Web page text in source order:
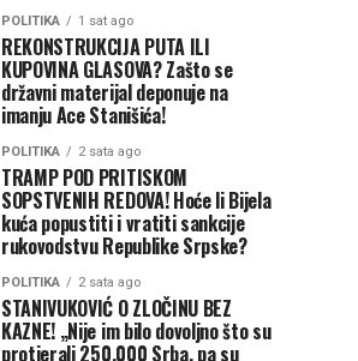
POLITIKA 1 sat ago
REKONSTRUKCIJA PUTA ILI
KUPOVINA GLASOVA? Zašto se
državni materijal deponuje na
imanju Ace Stanišića!
POLITIKA 2 sata ago
TRAMP POD PRITISKOM
SOPSTVENIH REDOVA! Hoće li Bijela
kuća popustiti i vratiti sankcije
rukovodstvu Republike Srpske?
POLITIKA 2 sata ago
STANIVUKOVIĆ O ZLOČINU BEZ
KAZNE! „Nije im bilo dovoljno što su
protjerali 250.000 Srba, pa su